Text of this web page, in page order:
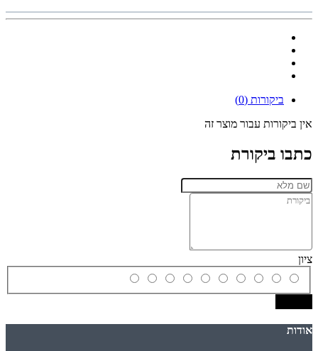
ביקורות (0)
אין ביקורות עבור מוצר זה
כתבו ביקורת
ציון
אודות